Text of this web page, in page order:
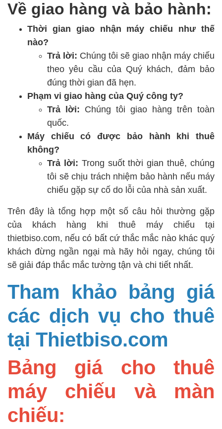
Về giao hàng và bảo hành:
Thời gian giao nhận máy chiếu như thế
nào?
Trả lời: Chúng tôi sẽ giao nhận máy chiếu
theo yêu cầu của Quý khách, đảm bảo
đúng thời gian đã hẹn.
Phạm vi giao hàng của Quý công ty?
Trả lời: Chúng tôi giao hàng trên toàn
quốc.
Máy chiếu có được bảo hành khi thuê
không?
Trả lời: Trong suốt thời gian thuê, chúng
tôi sẽ chịu trách nhiệm bảo hành nếu máy
chiếu gặp sự cố do lỗi của nhà sản xuất.
Trên đây là tổng hợp một số câu hỏi thường gặp
của khách hàng khi thuê máy chiếu tại
thietbiso.com, nếu có bất cứ thắc mắc nào khác quý
khách đừng ngần ngại mà hãy hỏi ngay, chúng tôi
sẽ giải đáp thắc mắc tường tận và chi tiết nhất.
Tham khảo bảng giá
các dịch vụ cho thuê
tại Thietbiso.com
Bảng giá cho thuê
máy chiếu và màn
chiếu: